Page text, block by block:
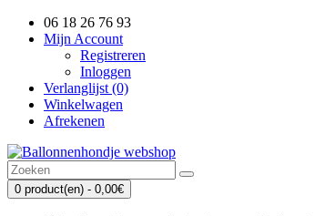
06 18 26 76 93
Mijn Account
Registreren
Inloggen
Verlanglijst (0)
Winkelwagen
Afrekenen
0 product(en) - 0,00€